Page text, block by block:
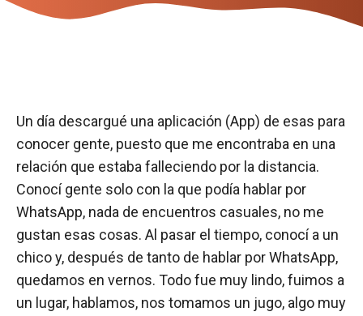
Un día descargué una aplicación (App) de esas para
conocer gente, puesto que me encontraba en una
relación que estaba falleciendo por la distancia.
Conocí gente solo con la que podía hablar por
WhatsApp, nada de encuentros casuales, no me
gustan esas cosas. Al pasar el tiempo, conocí a un
chico y, después de tanto de hablar por WhatsApp,
quedamos en vernos. Todo fue muy lindo, fuimos a
un lugar, hablamos, nos tomamos un jugo, algo muy